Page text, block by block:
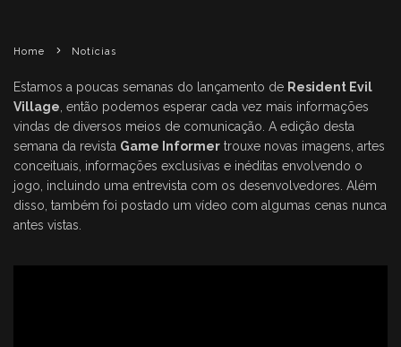
Home Notícias
Estamos a poucas semanas do lançamento de Resident Evil
Village , então podemos esperar cada vez mais informações
vindas de diversos meios de comunicação. A edição desta
semana da revista Game Informer trouxe novas imagens, artes
conceituais, informações exclusivas e inéditas envolvendo o
jogo, incluindo uma entrevista com os desenvolvedores. Além
disso, também foi postado um vídeo com algumas cenas nunca
antes vistas.